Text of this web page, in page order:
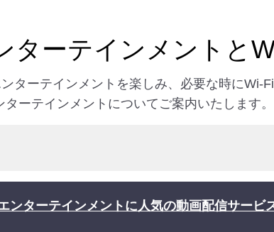
ターテインメントと
ターテインメントを楽しみ、必要な時にWi-
ーテインメントについてご案内いたします。
ンターテインメントに人気の動画配信サービ